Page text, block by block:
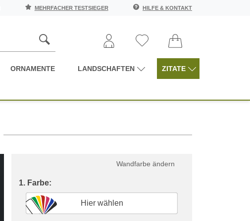
MEHRFACHER TESTSIEGER HILFE & KONTAKT
ORNAMENTE LANDSCHAFTEN ZITATE
Wandfarbe ändern
1. Farbe:
Hier wählen